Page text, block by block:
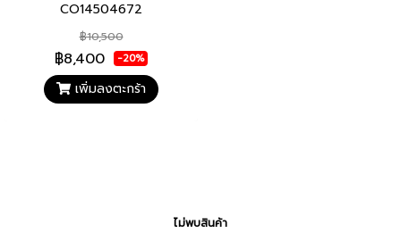
CO14504672
฿10,500
฿8,400 -20%
เพิ่มลงตะกร้า
ไม่พบสินค้า